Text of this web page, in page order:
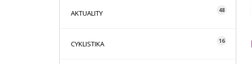
AKTUALITY 48
CYKLISTIKA 16